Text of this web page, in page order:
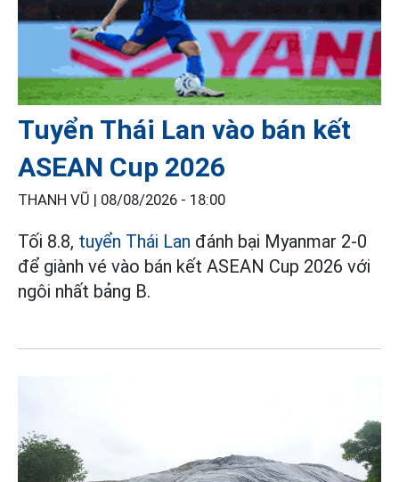
Tuyển Thái Lan vào bán kết
ASEAN Cup 2026
THANH VŨ | 08/08/2026 - 18:00
Tối 8.8, tuyển Thái Lan đánh bại Myanmar 2-0
để giành vé vào bán kết ASEAN Cup 2026 với
ngôi nhất bảng B.